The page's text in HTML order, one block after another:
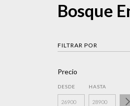
Bosque
FILTRAR POR
Precio
DESDE HASTA